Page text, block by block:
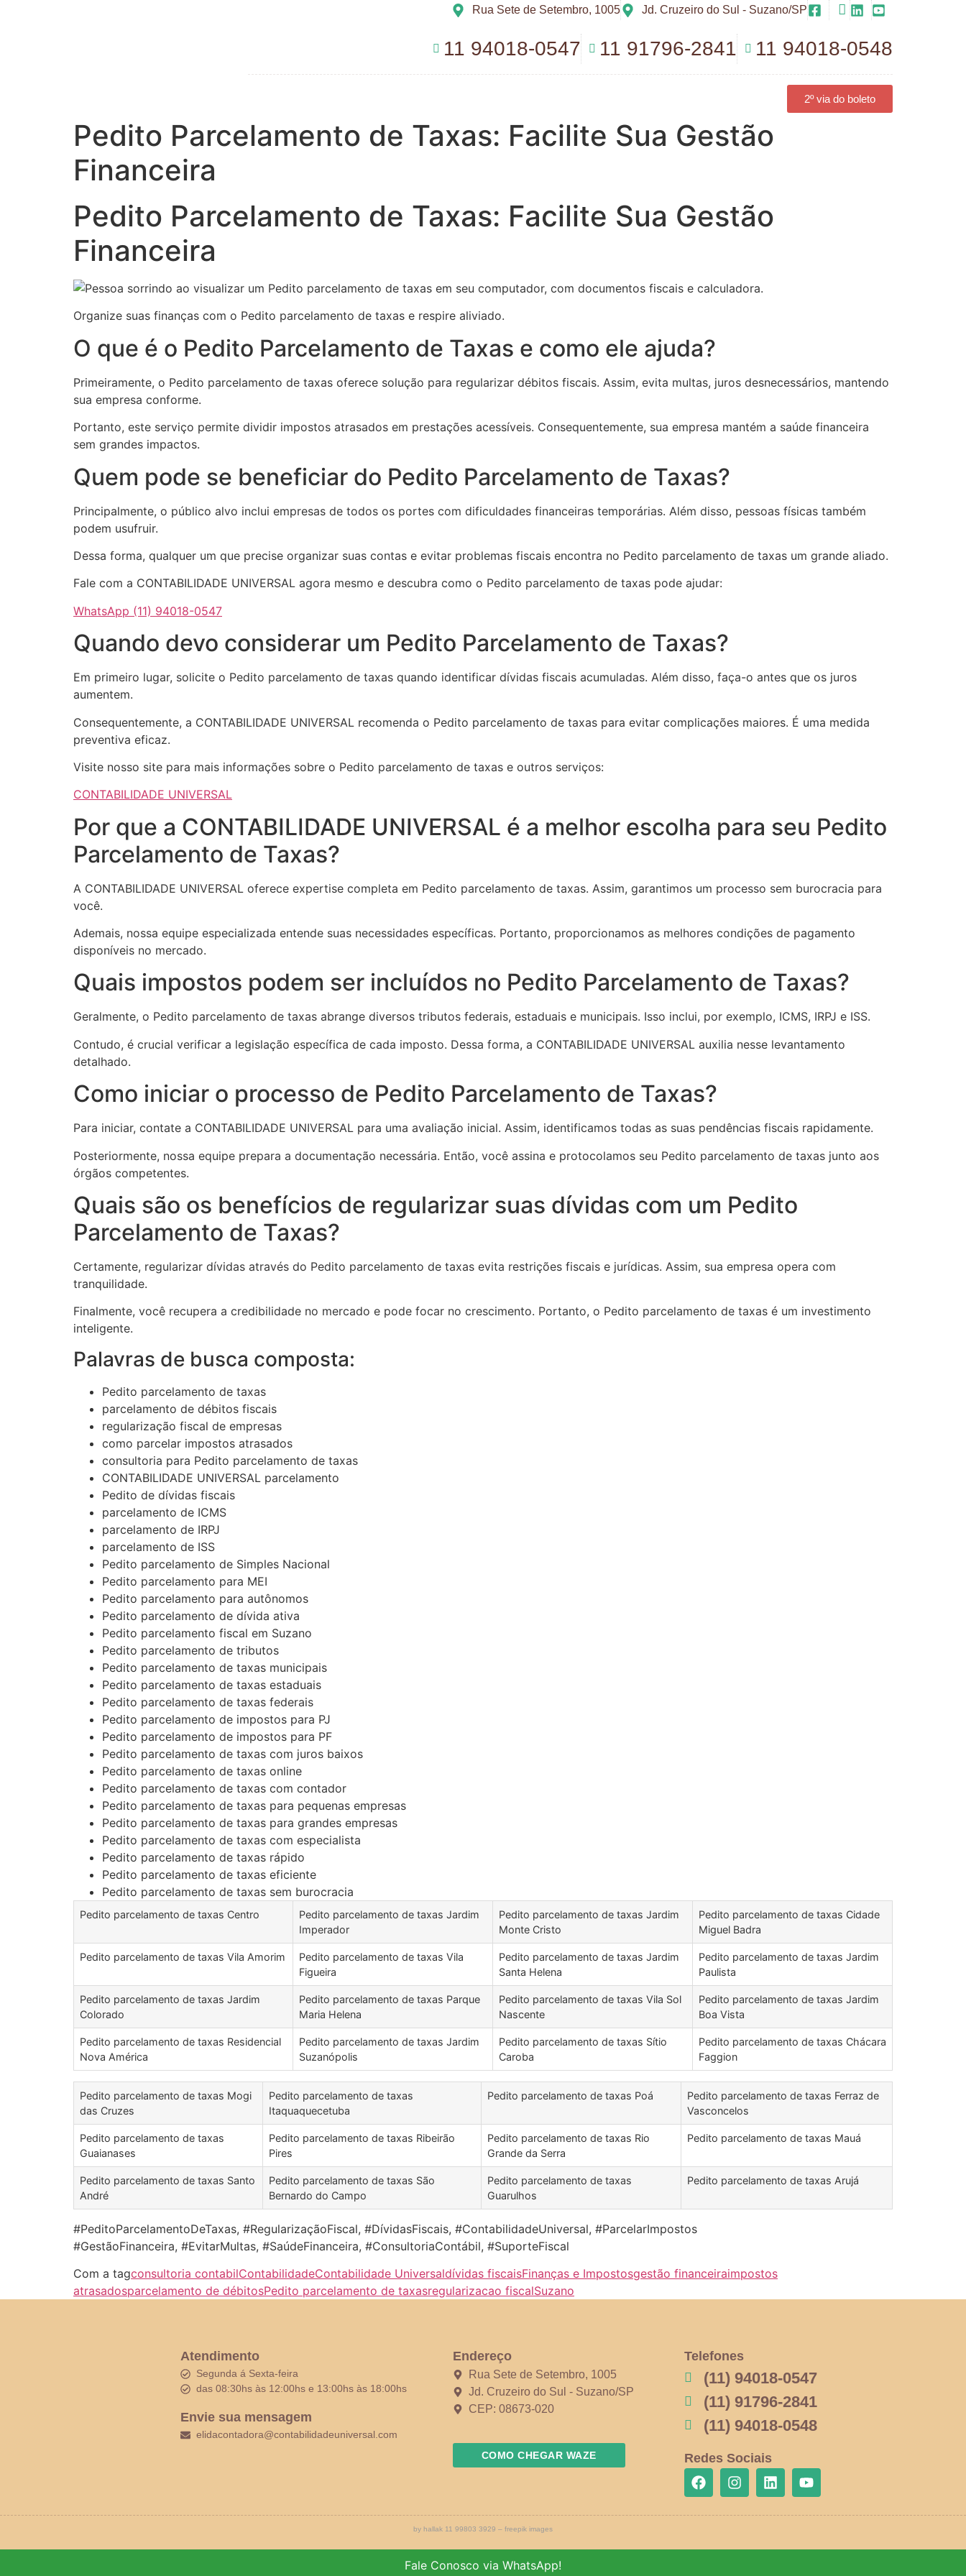
Rua Sete de Setembro, 1005 Jd. Cruzeiro do Sul - Suzano/SP
11 94018-0547 11 91796-2841 11 94018-0548
2º via do boleto
Pedito Parcelamento de Taxas: Facilite Sua Gestão
Financeira
Pedito Parcelamento de Taxas: Facilite Sua Gestão
Financeira
Organize suas finanças com o Pedito parcelamento de taxas e respire aliviado.
O que é o Pedito Parcelamento de Taxas e como ele ajuda?
Primeiramente, o Pedito parcelamento de taxas oferece solução para regularizar débitos fiscais. Assim, evita multas, juros desnecessários, mantendo
sua empresa conforme.
Portanto, este serviço permite dividir impostos atrasados em prestações acessíveis. Consequentemente, sua empresa mantém a saúde financeira
sem grandes impactos.
Quem pode se beneficiar do Pedito Parcelamento de Taxas?
Principalmente, o público alvo inclui empresas de todos os portes com dificuldades financeiras temporárias. Além disso, pessoas físicas também
podem usufruir.
Dessa forma, qualquer um que precise organizar suas contas e evitar problemas fiscais encontra no Pedito parcelamento de taxas um grande aliado.
Fale com a CONTABILIDADE UNIVERSAL agora mesmo e descubra como o Pedito parcelamento de taxas pode ajudar:
WhatsApp (11) 94018-0547
Quando devo considerar um Pedito Parcelamento de Taxas?
Em primeiro lugar, solicite o Pedito parcelamento de taxas quando identificar dívidas fiscais acumuladas. Além disso, faça-o antes que os juros
aumentem.
Consequentemente, a CONTABILIDADE UNIVERSAL recomenda o Pedito parcelamento de taxas para evitar complicações maiores. É uma medida
preventiva eficaz.
Visite nosso site para mais informações sobre o Pedito parcelamento de taxas e outros serviços:
CONTABILIDADE UNIVERSAL
Por que a CONTABILIDADE UNIVERSAL é a melhor escolha para seu Pedito
Parcelamento de Taxas?
A CONTABILIDADE UNIVERSAL oferece expertise completa em Pedito parcelamento de taxas. Assim, garantimos um processo sem burocracia para
você.
Ademais, nossa equipe especializada entende suas necessidades específicas. Portanto, proporcionamos as melhores condições de pagamento
disponíveis no mercado.
Quais impostos podem ser incluídos no Pedito Parcelamento de Taxas?
Geralmente, o Pedito parcelamento de taxas abrange diversos tributos federais, estaduais e municipais. Isso inclui, por exemplo, ICMS, IRPJ e ISS.
Contudo, é crucial verificar a legislação específica de cada imposto. Dessa forma, a CONTABILIDADE UNIVERSAL auxilia nesse levantamento
detalhado.
Como iniciar o processo de Pedito Parcelamento de Taxas?
Para iniciar, contate a CONTABILIDADE UNIVERSAL para uma avaliação inicial. Assim, identificamos todas as suas pendências fiscais rapidamente.
Posteriormente, nossa equipe prepara a documentação necessária. Então, você assina e protocolamos seu Pedito parcelamento de taxas junto aos
órgãos competentes.
Quais são os benefícios de regularizar suas dívidas com um Pedito
Parcelamento de Taxas?
Certamente, regularizar dívidas através do Pedito parcelamento de taxas evita restrições fiscais e jurídicas. Assim, sua empresa opera com
tranquilidade.
Finalmente, você recupera a credibilidade no mercado e pode focar no crescimento. Portanto, o Pedito parcelamento de taxas é um investimento
inteligente.
Palavras de busca composta:
Pedito parcelamento de taxas
parcelamento de débitos fiscais
regularização fiscal de empresas
como parcelar impostos atrasados
consultoria para Pedito parcelamento de taxas
CONTABILIDADE UNIVERSAL parcelamento
Pedito de dívidas fiscais
parcelamento de ICMS
parcelamento de IRPJ
parcelamento de ISS
Pedito parcelamento de Simples Nacional
Pedito parcelamento para MEI
Pedito parcelamento para autônomos
Pedito parcelamento de dívida ativa
Pedito parcelamento fiscal em Suzano
Pedito parcelamento de tributos
Pedito parcelamento de taxas municipais
Pedito parcelamento de taxas estaduais
Pedito parcelamento de taxas federais
Pedito parcelamento de impostos para PJ
Pedito parcelamento de impostos para PF
Pedito parcelamento de taxas com juros baixos
Pedito parcelamento de taxas online
Pedito parcelamento de taxas com contador
Pedito parcelamento de taxas para pequenas empresas
Pedito parcelamento de taxas para grandes empresas
Pedito parcelamento de taxas com especialista
Pedito parcelamento de taxas rápido
Pedito parcelamento de taxas eficiente
Pedito parcelamento de taxas sem burocracia
Pedito parcelamento de taxas Centro
Pedito parcelamento de taxas Jardim
Imperador
Pedito parcelamento de taxas Jardim
Monte Cristo
Pedito parcelamento de taxas Cidade
Miguel Badra
Pedito parcelamento de taxas Vila Amorim
Pedito parcelamento de taxas Vila
Figueira
Pedito parcelamento de taxas Jardim
Santa Helena
Pedito parcelamento de taxas Jardim
Paulista
Pedito parcelamento de taxas Jardim
Colorado
Pedito parcelamento de taxas Parque
Maria Helena
Pedito parcelamento de taxas Vila Sol
Nascente
Pedito parcelamento de taxas Jardim
Boa Vista
Pedito parcelamento de taxas Residencial
Nova América
Pedito parcelamento de taxas Jardim
Suzanópolis
Pedito parcelamento de taxas Sítio
Caroba
Pedito parcelamento de taxas Chácara
Faggion
Pedito parcelamento de taxas Mogi
das Cruzes
Pedito parcelamento de taxas
Itaquaquecetuba
Pedito parcelamento de taxas Poá
Pedito parcelamento de taxas Ferraz de
Vasconcelos
Pedito parcelamento de taxas
Guaianases
Pedito parcelamento de taxas Ribeirão
Pires
Pedito parcelamento de taxas Rio
Grande da Serra
Pedito parcelamento de taxas Mauá
Pedito parcelamento de taxas Santo
André
Pedito parcelamento de taxas São
Bernardo do Campo
Pedito parcelamento de taxas
Guarulhos
Pedito parcelamento de taxas Arujá
#PeditoParcelamentoDeTaxas, #RegularizaçãoFiscal, #DívidasFiscais, #ContabilidadeUniversal, #ParcelarImpostos
#GestãoFinanceira, #EvitarMultas, #SaúdeFinanceira, #ConsultoriaContábil, #SuporteFiscal
Com a tagconsultoria contabilContabilidadeContabilidade Universaldívidas fiscaisFinanças e Impostosgestão financeiraimpostos
atrasadosparcelamento de débitosPedito parcelamento de taxasregularizacao fiscalSuzano
Atendimento
Segunda á Sexta-feira
das 08:30hs às 12:00hs e 13:00hs às 18:00hs
Envie sua mensagem
elidacontadora@contabilidadeuniversal.com
Endereço
Rua Sete de Setembro, 1005
Jd. Cruzeiro do Sul - Suzano/SP
CEP: 08673-020
COMO CHEGAR WAZE
Telefones
(11) 94018-0547
(11) 91796-2841
(11) 94018-0548
Redes Sociais
by hallak 11 99803 3929 – freepik images
Fale Conosco via WhatsApp!